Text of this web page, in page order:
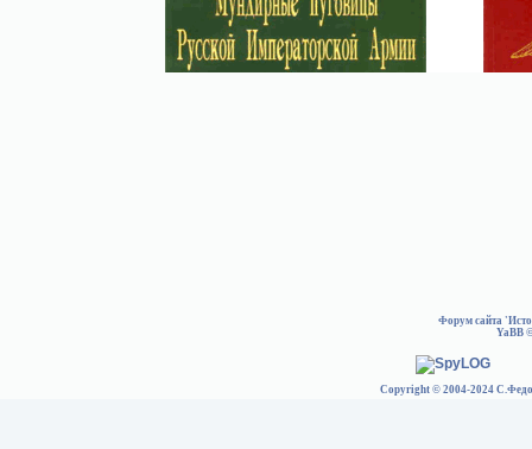
Форум сайта
YaBB
Copyright © 2004-2024